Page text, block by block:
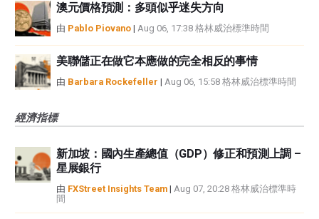
澳元價格預測：多頭似乎迷失方向
由 Pablo Piovano | Aug 06, 17:38 格林威治標準時間
美聯儲正在做它本應做的完全相反的事情
由 Barbara Rockefeller | Aug 06, 15:58 格林威治標準時間
經濟指標
新加坡：國內生產總值（GDP）修正和預測上調 –
星展銀行
由 FXStreet Insights Team | Aug 07, 20:28 格林威治標準時
間